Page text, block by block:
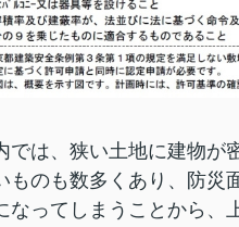
では、狭い土地に建物
のも数多くあり、防災
なってしまうことから、